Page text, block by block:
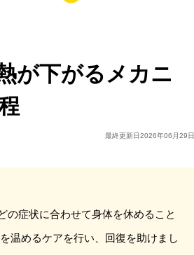
が下がるメカニ
最終更新日2026年06月29日
の症状に合わせて身体を休めること
温めるケアを行い、回復を助けまし